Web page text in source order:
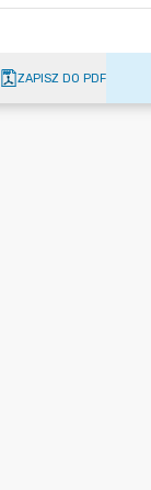
ZAPISZ DO PDF